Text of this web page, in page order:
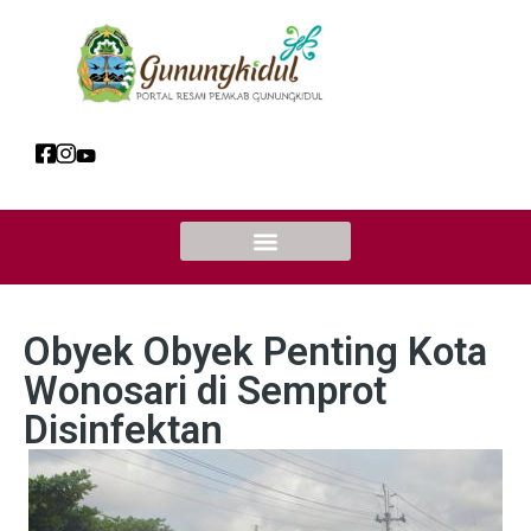
Obyek Obyek Penting Kota
Wonosari di Semprot
Disinfektan